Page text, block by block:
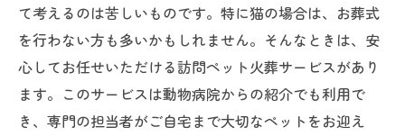
て考えるのは苦しいものです。特に猫の場合は、お葬式
を行わない方も多いかもしれません。そんなときは、安
心してお任せいただける訪問ペット火葬サービスがあり
ます。このサービスは動物病院からの紹介でも利用で
き、専門の担当者がご自宅まで大切なペットをお迎え